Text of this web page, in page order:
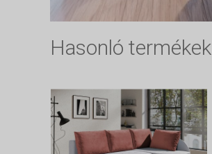
Hasonló termékek